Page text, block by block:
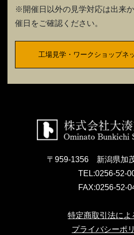
※開催日以外の見学対応は出来
催日をご確認ください。
工場見学・ワークショップネ
〒959-1356 新潟県加
TEL:0256-52-
FAX:0256-52-
特定商取引法によ
プライバシーポ